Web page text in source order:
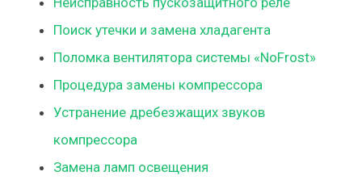
Поиск утечки и замена хладагента
Поломка вентилятора системы «NoFrost»
Процедура замены компрессора
Устранение дребезжащих звуков
компрессора
Замена ламп освещения